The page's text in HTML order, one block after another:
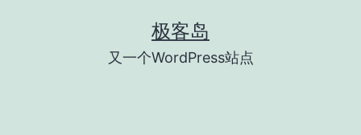
极客岛
又一个WordPress站点